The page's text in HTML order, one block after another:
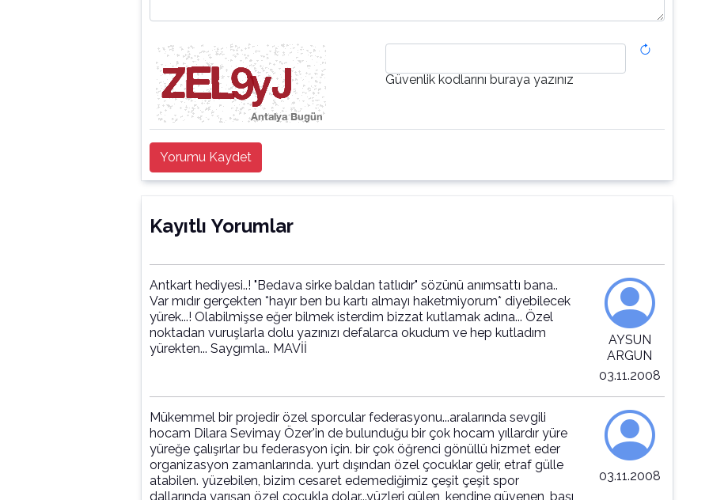
Güvenlik kodlarını buraya yazınız
Yorumu Kaydet
Kayıtlı Yorumlar
Antkart hediyesi..! "Bedava sirke baldan tatlıdır" sözünü anımsattı bana..
Var mıdır gerçekten *hayır ben bu kartı almayı haketmiyorum* diyebilecek
yürek...! Olabilmişse eğer bilmek isterdim bizzat kutlamak adına... Özel
noktadan vuruşlarla dolu yazınızı defalarca okudum ve hep kutladım
yürekten... Saygımla.. MAVİİ
AYSUN
ARGUN
03.11.2008
Mükemmel bir projedir özel sporcular federasyonu...aralarında sevgili
hocam Dilara Sevimay Özer'in de bulunduğu bir çok hocam yıllardır yüre
yüreğe çalışırlar bu federasyon için. bir çok öğrenci gönüllü hizmet eder
organizasyon zamanlarında. yurt dışından özel çocuklar gelir, etraf gülle
atabilen. yüzebilen, bizim cesaret edemediğimiz çeşit çeşit spor
dallarında yarışan özel çocukla dolar...yüzleri gülen, kendine güvenen, başı
03.11.2008